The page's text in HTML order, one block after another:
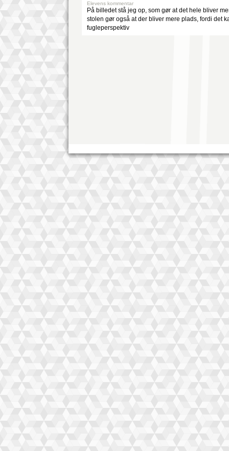
Elevens kommentar
På billedet stå jeg op, som gør at det hele bliver
stolen gør også at der bliver mere plads, fordi det
fugleperspektiv